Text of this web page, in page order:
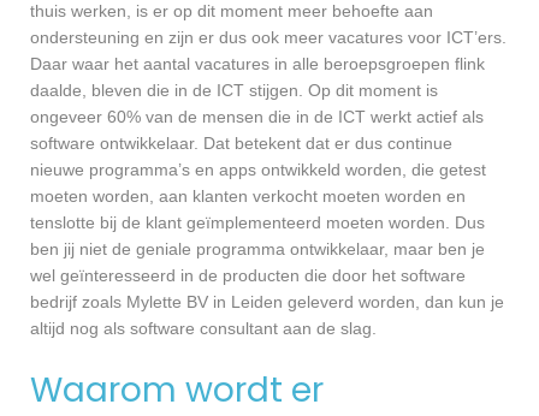
thuis werken, is er op dit moment meer behoefte aan
ondersteuning en zijn er dus ook meer vacatures voor ICT’ers.
Daar waar het aantal vacatures in alle beroepsgroepen flink
daalde, bleven die in de ICT stijgen. Op dit moment is
ongeveer 60% van de mensen die in de ICT werkt actief als
software ontwikkelaar. Dat betekent dat er dus continue
nieuwe programma’s en apps ontwikkeld worden, die getest
moeten worden, aan klanten verkocht moeten worden en
tenslotte bij de klant geïmplementeerd moeten worden. Dus
ben jij niet de geniale programma ontwikkelaar, maar ben je
wel geïnteresseerd in de producten die door het software
bedrijf zoals Mylette BV in Leiden geleverd worden, dan kun je
altijd nog als software consultant aan de slag.
Waarom wordt er